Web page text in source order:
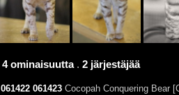
4 ominaisuutta. 2 järjestäjää
061422 061423Cocopah Conquering Bear